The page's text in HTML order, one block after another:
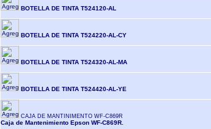
BOTELLA DE TINTA T524120-AL
BOTELLA DE TINTA T524220-AL-CY
BOTELLA DE TINTA T524320-AL-MA
BOTELLA DE TINTA T524420-AL-YE
CAJA DE MANTINIMENTO WF-C869R
Caja de Mantenimiento Epson WF-C869R.